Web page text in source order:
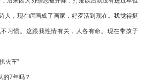
人，现在瞎画成了画家，好歹活到现在。我觉得挺
习惯。这跟我性情有关，人各有命。现在带孩子
火车”
7年吗？